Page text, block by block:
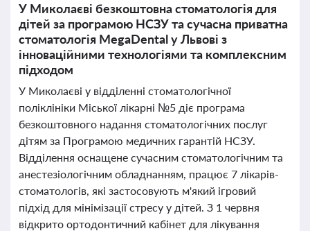
У Миколаєві безкоштовна стоматологія для
дітей за програмою НСЗУ та сучасна приватна
стоматологія MegaDental у Львові з
інноваційними технологіями та комплексним
підходом
У Миколаєві у відділенні стоматологічної
поліклініки Міської лікарні №5 діє програма
безкоштовного надання стоматологічних послуг
дітям за Програмою медичних гарантій НСЗУ.
Відділення оснащене сучасним стоматологічним та
анестезіологічним обладнанням, працює 7 лікарів-
стоматологів, які застосовують м'який ігровий
підхід для мінімізації стресу у дітей. З 1 червня
відкрито ортодонтичний кабінет для лікування